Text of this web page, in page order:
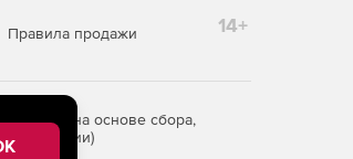
Правила продажи 14+
на основе сбора,
Федерации)